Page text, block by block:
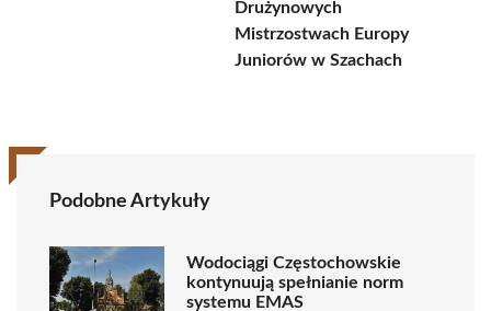
Drużynowych
Mistrzostwach Europy
Juniorów w Szachach
Podobne Artykuły
Wodociągi Częstochowskie
kontynuują spełnianie norm
systemu EMAS